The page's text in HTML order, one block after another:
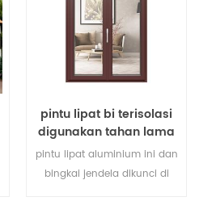
pintu lipat bi terisolasi
digunakan tahan lama
untuk hotel tepi laut
pintu lipat aluminium ini dan
bingkai jendela dikunci di